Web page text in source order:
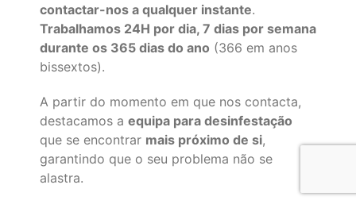
contactar-nos a qualquer instante.
Trabalhamos 24H por dia, 7 dias por semana
durante os 365 dias do ano (366 em anos
bissextos).
A partir do momento em que nos contacta,
destacamos a equipa para desinfestação
que se encontrar mais próximo de si,
garantindo que o seu problema não se
alastra.